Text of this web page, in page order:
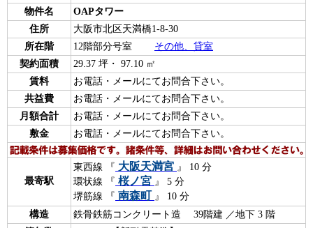
物件名
OAPタワー
住所
大阪市北区天満橋1-8-30
所在階
12階部分号室 その他、貸室
契約面積
29.37 坪・ 97.10 ㎡
賃料
お電話・メールにてお問合下さい。
共益費
お電話・メールにてお問合下さい。
月額合計
お電話・メールにてお問合下さい。
敷金
お電話・メールにてお問合下さい。
最寄駅
東西線 『 大阪天満宮 』 10 分
環状線 『 桜ノ宮 』 5 分
堺筋線 『 南森町 』 10 分
構造
鉄骨鉄筋コンクリート造 39階建 ／地下 3 階